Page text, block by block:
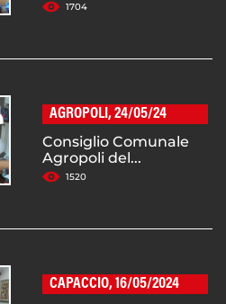
1704
AGROPOLI, 24/05/24
Consiglio Comunale
Agropoli del...
1520
CAPACCIO, 16/05/2024